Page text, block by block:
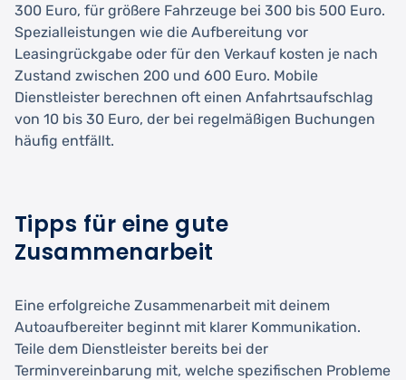
300 Euro, für größere Fahrzeuge bei 300 bis 500 Euro.
Spezialleistungen wie die Aufbereitung vor
Leasingrückgabe oder für den Verkauf kosten je nach
Zustand zwischen 200 und 600 Euro. Mobile
Dienstleister berechnen oft einen Anfahrtsaufschlag
von 10 bis 30 Euro, der bei regelmäßigen Buchungen
häufig entfällt.
Tipps für eine gute
Zusammenarbeit
Eine erfolgreiche Zusammenarbeit mit deinem
Autoaufbereiter beginnt mit klarer Kommunikation.
Teile dem Dienstleister bereits bei der
Terminvereinbarung mit, welche spezifischen Probleme